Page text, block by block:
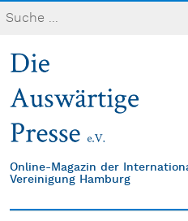
Online-Magazin der
Vereinigung Hamburg